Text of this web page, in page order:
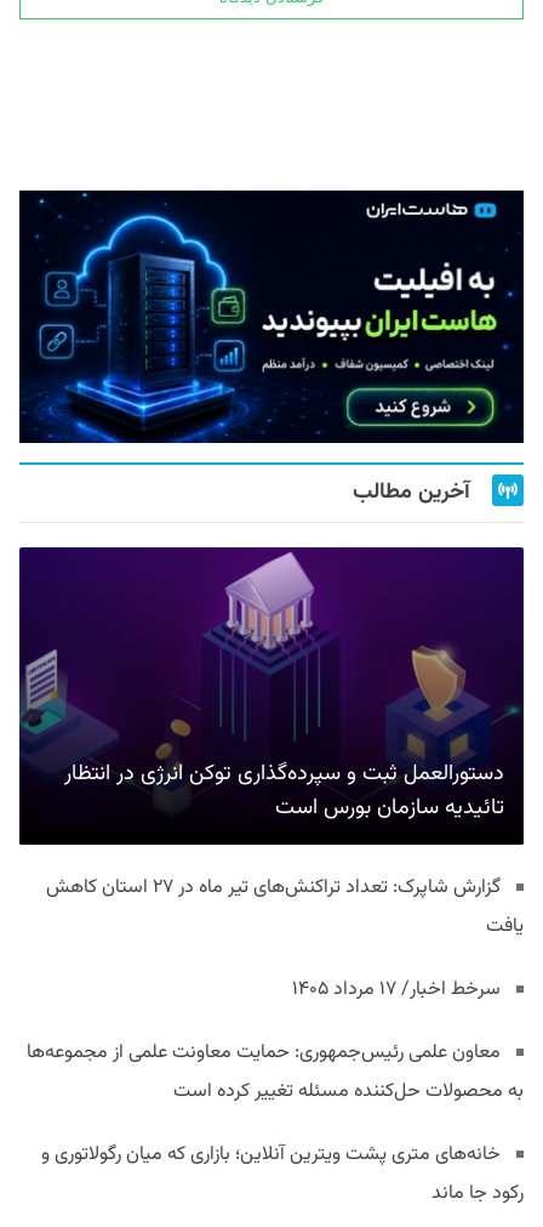
آخرین مطالب
دستورالعمل ثبت و سپرده‌گذاری توکن انرژی در انتظار
تائیدیه سازمان بورس است
گزارش شاپرک: تعداد تراکنش‌های تیر ماه در ۲۷ استان‌ کاهش
یافت
سرخط اخبار/ ۱۷ مرداد ۱۴۰۵
معاون علمی رئیس‌جمهوری: حمایت معاونت علمی از مجموعه‌ها
به محصولات حل‌کننده مسئله تغییر کرده است
خانه‌های متری پشت ویترین آنلاین؛ بازاری که میان رگولاتوری و
رکود جا ماند